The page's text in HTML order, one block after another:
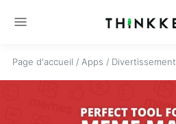
menu
Page d'accueil / Apps / Divertissement